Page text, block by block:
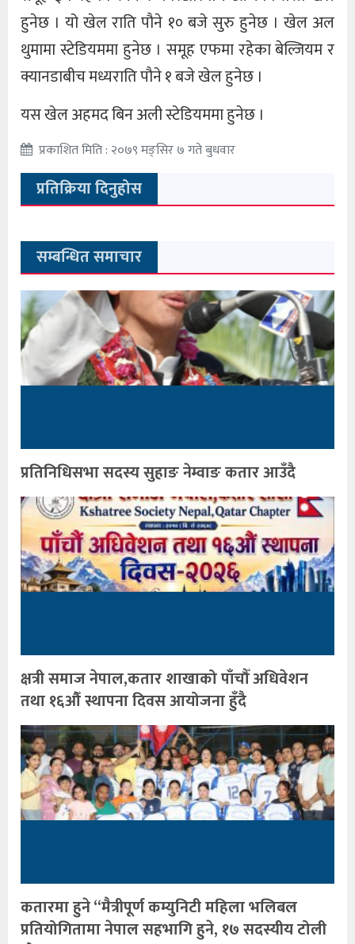
हुनेछ । यो खेल राति पौने १० बजे सुरु हुनेछ । खेल अल
थुमामा स्टेडियममा हुनेछ । समूह एफमा रहेका बेल्जियम र
क्यानडाबीच मध्यराति पौने १ बजे खेल हुनेछ ।
यस खेल अहमद बिन अली स्टेडियममा हुनेछ ।
प्रकाशित मिति : २०७९ मङ्सिर ७ गते बुधवार
प्रतिक्रिया दिनुहोस
सम्बन्धित समाचार
प्रतिनिधिसभा सदस्य सुहाङ नेम्वाङ कतार आउँदै
क्षत्री समाज नेपाल,कतार शाखाको पाँचौँ अधिवेशन
तथा १६औँ स्थापना दिवस आयोजना हुँदै
कतारमा हुने “मैत्रीपूर्ण कम्युनिटी महिला भलिबल
प्रतियोगितामा नेपाल सहभागि हुने, १७ सदस्यीय टोली